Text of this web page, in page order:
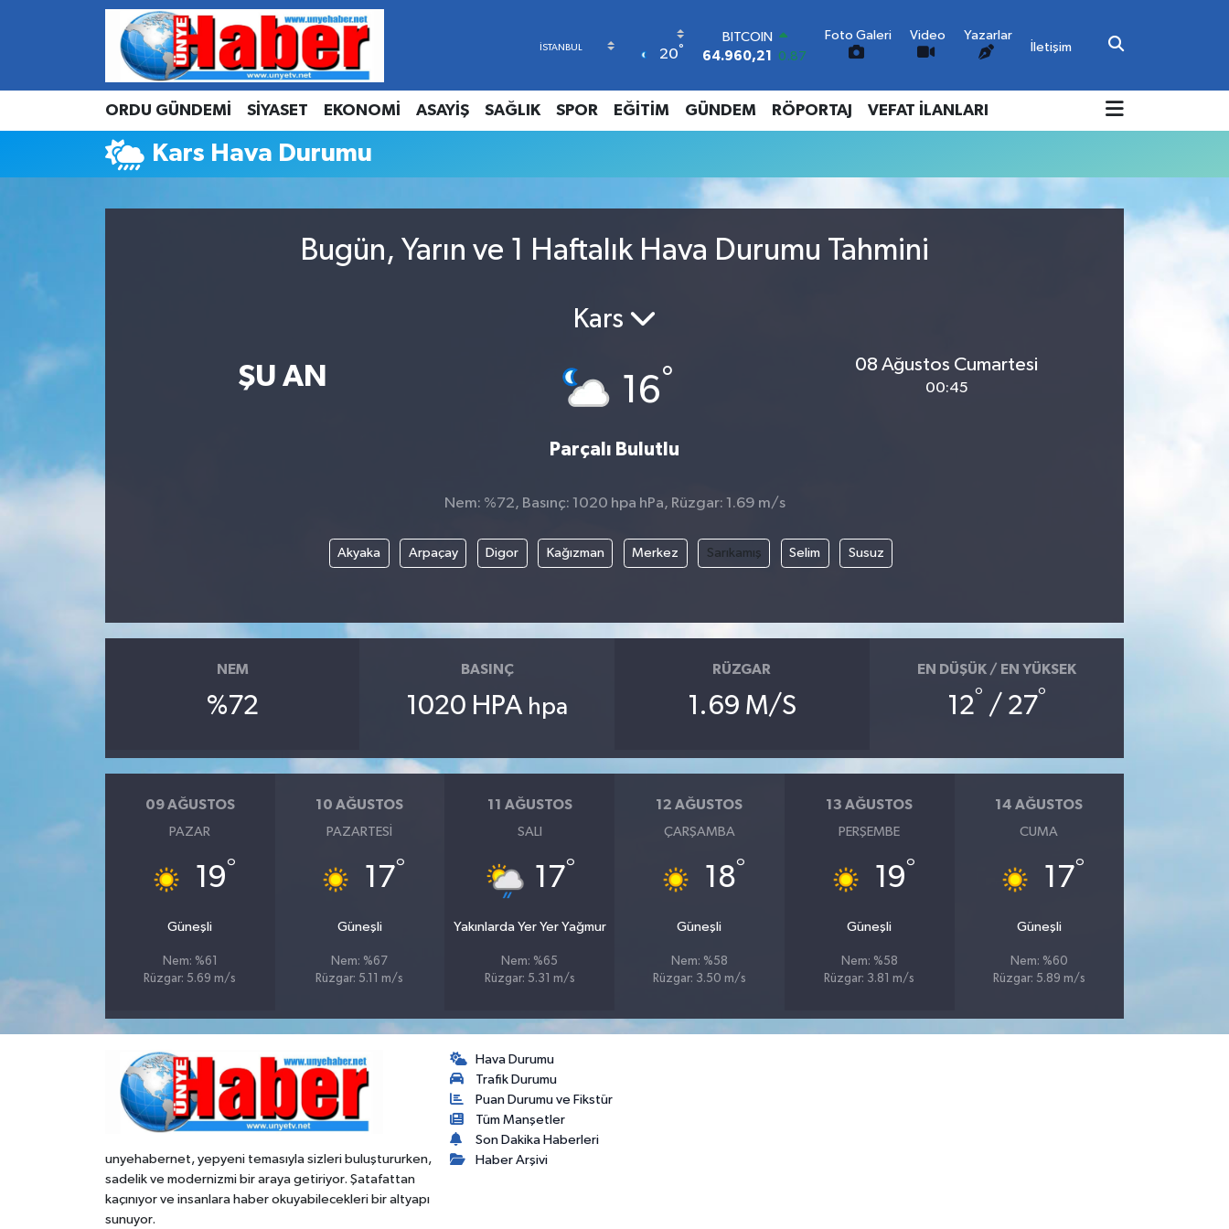
20°
BITCOIN
64.960,21
0.87
47,7436 0.18
EURO
55,2510 0.32
GRAM ALTIN
6648.99 2.59
13.779
-14
Foto Galeri Video
Yazarlar
İletişim
ORDU GÜNDEMİ SİYASET EKONOMİ ASAYİŞ SAĞLIK SPOR EĞİTİM GÜNDEM RÖPORTAJ VEFAT İLANLARI
Kars Hava Durumu
Bugün, Yarın ve 1 Haftalık Hava Durumu Tahmini
ŞU AN
Kars
16°
Parçalı Bulutlu
08 Ağustos Cumartesi
00:45
Nem: %72, Basınç: 1020 hpa hPa, Rüzgar: 1.69 m/s
Akyaka Arpaçay Digor Kağızman Merkez Sarıkamış Selim Susuz
NEM
%72
BASINÇ
1020 HPA hpa
RÜZGAR
1.69 M/S
EN DÜŞÜK / EN YÜKSEK
12° / 27°
09 AĞUSTOS
PAZAR
19°
Güneşli
Nem: %61
Rüzgar: 5.69 m/s
10 AĞUSTOS
PAZARTESI
17°
Güneşli
Nem: %67
Rüzgar: 5.11 m/s
11 AĞUSTOS
SALI
17°
Yakınlarda Yer Yer Yağmur
Nem: %65
Rüzgar: 5.31 m/s
12 AĞUSTOS
ÇARŞAMBA
18°
Güneşli
Nem: %58
Rüzgar: 3.50 m/s
13 AĞUSTOS
PERŞEMBE
19°
Güneşli
Nem: %58
Rüzgar: 3.81 m/s
14 AĞUSTOS
CUMA
17°
Güneşli
Nem: %60
Rüzgar: 5.89 m/s
unyehabernet, yepyeni temasıyla sizleri buluştururken,
sadelik ve modernizmi bir araya getiriyor. Şatafattan
kaçınıyor ve insanlara haber okuyabilecekleri bir altyapı
sunuyor.
Hava Durumu
Trafik Durumu
Puan Durumu ve Fikstür
Tüm Manşetler
Son Dakika Haberleri
Haber Arşivi
Hava Durumu
Trafik Durumu
Süper Lig Puan Durumu ve Fikstür
Tüm Manşetler